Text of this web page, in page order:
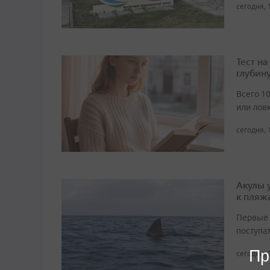
сегодня,
Тест
Всего
или
сегодня,
Акулы
к
Первые
сегодня,